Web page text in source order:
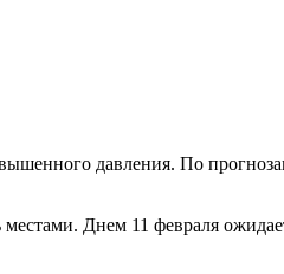
давления. По
Днем 11 февраля